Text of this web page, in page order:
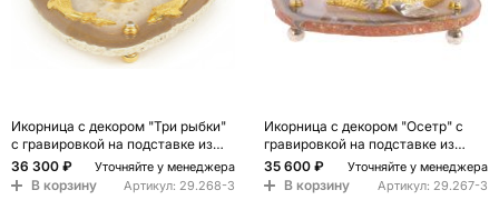
Икорница с декором "Три рыбки"
с гравировкой на подставке из
натурального камня Агат
Decorative Cavair Dishes
36 300 ₽ Уточняйте у менеджера
В корзину Артикул: 29.268-3
Икорница с декором "Осетр" с
гравировкой на подставке из
натурального камня Агат
Decorative Cavair Dishes
35 600 ₽ Уточняйте у менеджера
В корзину Артикул: 29.267-3